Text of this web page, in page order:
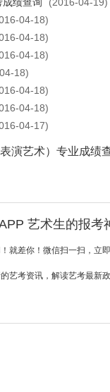
04-18)
04-18)
04-18)
18)
04-18)
04-18)
04-17)
演艺术）专业成绩
艺术生的报
就差你！微信扫一扫，立
艺考资讯，解读艺考最新